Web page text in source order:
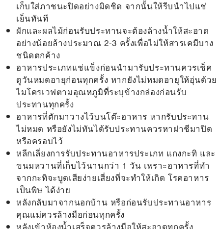
เก็บใส่ภาชนะปิดอย่างมิดชิด จากนั้นให้รีบนำไปแช่
เย็นทันที
ผักและผลไม้ก่อนรับประทานจะต้องล้างน้ำให้สะอาด
อย่างน้อยล้างประมาณ 2-3 ครั้งเพื่อไม่ให้สารเคมีบาง
ชนิดตกค้าง
อาหารประเภทแช่แข็งก่อนนำมารับประทานควรเช็ค
ดูวันหมดอายุก่อนทุกครั้ง หากยังไม่หมดอายุให้อุ่นด้วย
ไมโครเวฟตามอุณหภูมิที่ระบุข้างกล่องก่อนรับ
ประทานทุกครั้ง
อาหารที่ตักมาวางไว้บนโต๊ะอาหาร หากรับประทาน
ไม่หมด หรือยังไม่ทันได้รับประทานควรหาฝาชีมาปิด
หรือครอบไว้
หลีกเลี่ยงการรับประทานอาหารประเภท แกงกะทิ และ
ขนมหวานที่เก็บไว้นานกว่า 1 วัน เพราะอาหารที่ทำ
จากกะทิจะบูดเสียง่ายเสี่ยงที่จะทำให้เกิดโรคอาหาร
เป็นพิษได้ง่าย
หลังกลับมาจากนอกบ้าน หรือก่อนรับประทานอาหาร
คุณแม่ควรล้างมือก่อนทุกครั้ง
หลังเข้าห้องน้ำเสร็จควรล้างมือให้สะอาดทุกครั้ง